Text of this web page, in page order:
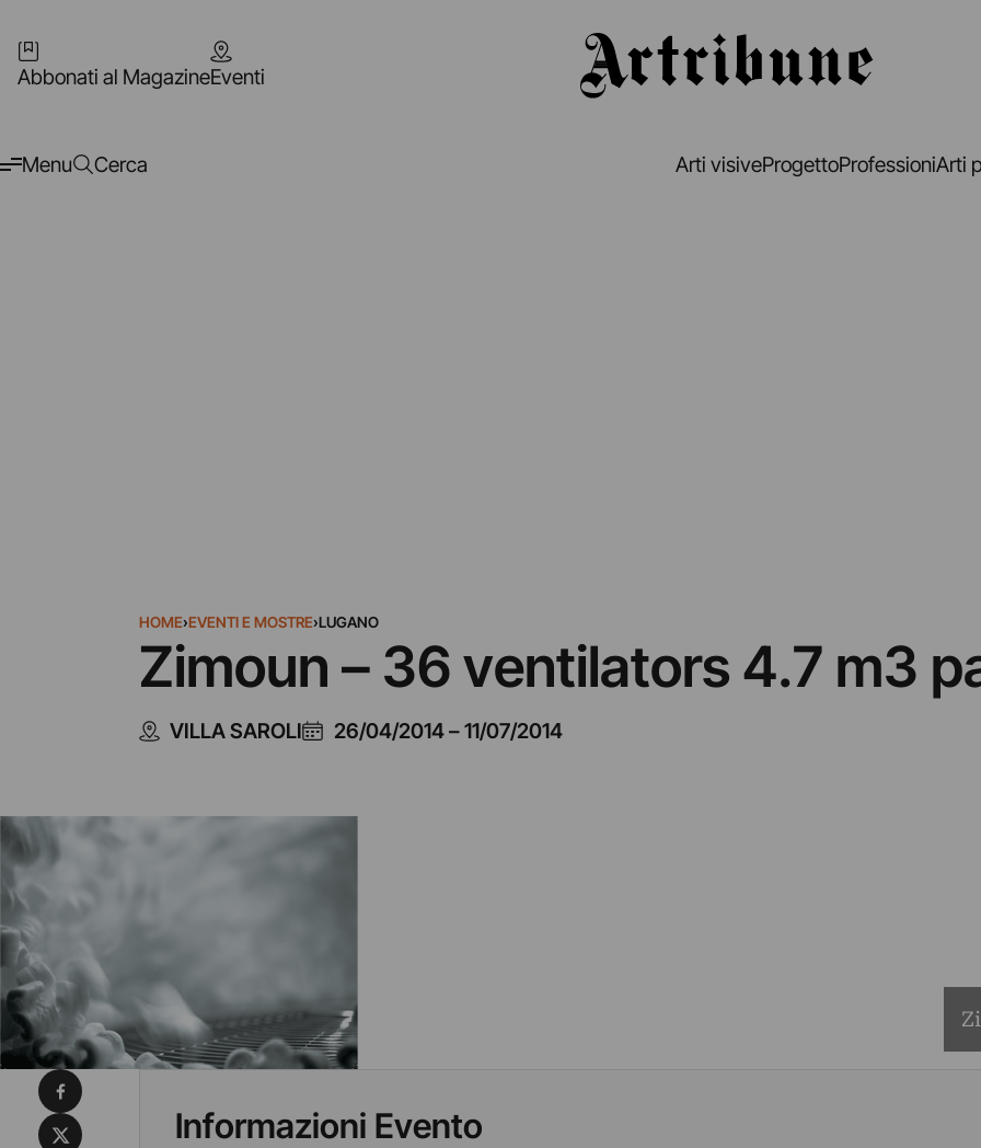
Abbonati al MagazineEventi
Menu Cerca Arti visiveProgettoProfessioniArti
HOME›EVENTI E MOSTRE›LUGANO
Zimoun – 36 ventilators 4.7 m3
VILLA SAROLI 26/04/2014–11/07/2014
Informazioni Evento
Condividi su Facebook
Condividi su X